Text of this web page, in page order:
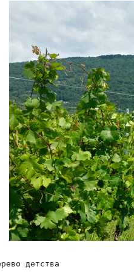
детства